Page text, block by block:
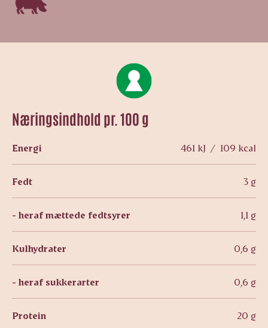
Næringsindhold pr. 100 g
Energi 461 kJ / 109 kcal
Fedt 3 g
- heraf mættede fedtsyrer 1,1 g
Kulhydrater 0,6 g
- heraf sukkerarter 0,6 g
Protein 20 g